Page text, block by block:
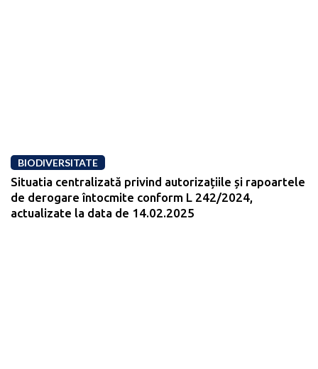
BIODIVERSITATE
Situatia centralizată privind autorizațiile și rapoartele
de derogare întocmite conform L 242/2024,
actualizate la data de 14.02.2025